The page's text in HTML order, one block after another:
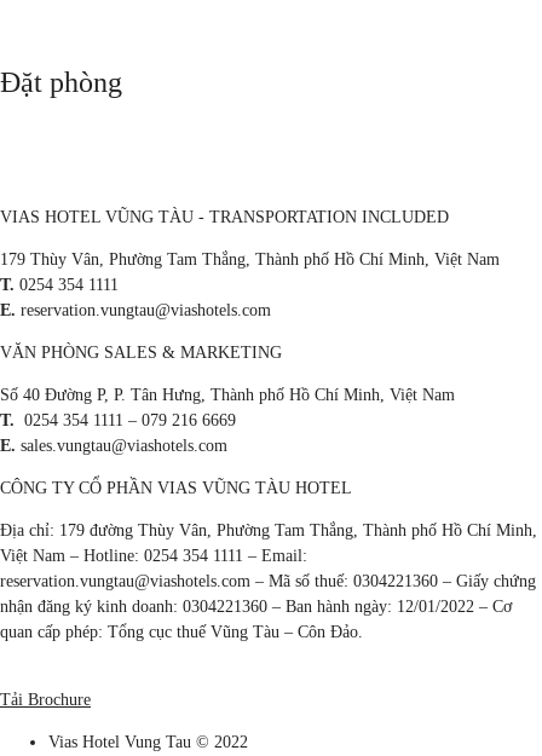
Đặt phòng
VIAS HOTEL VŨNG TÀU - TRANSPORTATION INCLUDED
179 Thùy Vân, Phường Tam Thắng, Thành phố Hồ Chí Minh, Việt Nam
T. 0254 354 1111
E. reservation.vungtau@viashotels.com
VĂN PHÒNG SALES & MARKETING
Số 40 Đường P, P. Tân Hưng, Thành phố Hồ Chí Minh, Việt Nam
T. 0254 354 1111 – 079 216 6669
E. sales.vungtau@viashotels.com
CÔNG TY CỔ PHẦN VIAS VŨNG TÀU HOTEL
Địa chỉ: 179 đường Thùy Vân, Phường Tam Thắng, Thành phố Hồ Chí Minh,
Việt Nam – Hotline: 0254 354 1111 – Email:
reservation.vungtau@viashotels.com – Mã số thuế: 0304221360 – Giấy chứng
nhận đăng ký kinh doanh: 0304221360 – Ban hành ngày: 12/01/2022 – Cơ
quan cấp phép: Tổng cục thuế Vũng Tàu – Côn Đảo.
Tải Brochure
Vias Hotel Vung Tau © 2022